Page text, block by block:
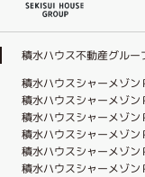
積水ハウス不動産グルー
積水ハウスシャーメゾン
積水ハウスシャーメゾン
積水ハウスシャーメゾン
積水ハウスシャーメゾン
積水ハウスシャーメゾン
積水ハウスシャーメゾン